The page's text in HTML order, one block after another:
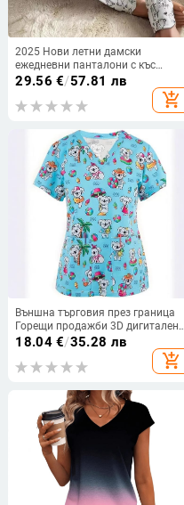
2025 Нови летни дамски
ежедневни панталони с къс
ръкав, които могат да се носят
ежедневен костюм с дълъг ръкав
29.56 €/57.81 лв
add_shopping_cart
Външна търговия през граница
Горещи продажби 3D дигитален
печат Дамска свободна V-
образно деколте къс ръкав рамо
Joker двоен джоб нашийник
18.04€/35.28 лв
add_shopping_cart